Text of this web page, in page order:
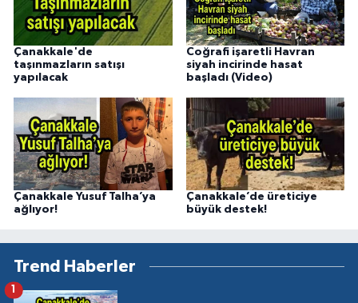
Çanakkale'de
taşınmazların satışı
yapılacak
Coğrafi işaretli Havran
siyah incirinde hasat
başladı (Video)
Çanakkale Yusuf Talha’ya
ağlıyor!
Çanakkale’de üreticiye
büyük destek!
Trend Haberler